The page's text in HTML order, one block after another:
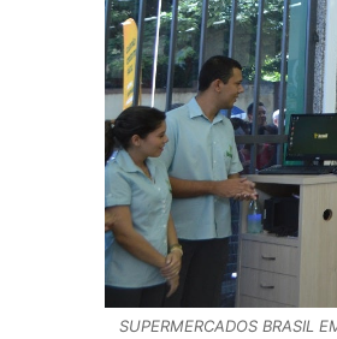
SUPERMERCADOS